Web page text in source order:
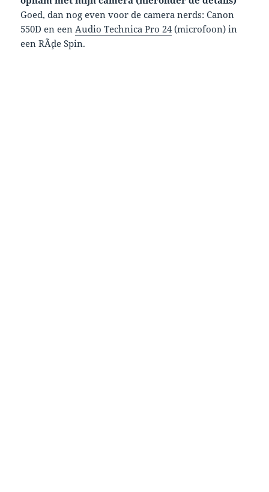
Goed, dan nog even voor de camera nerds: Canon
550D en eenAudio Technica Pro 24(microfoon) in
een RÃ¸de Spin.